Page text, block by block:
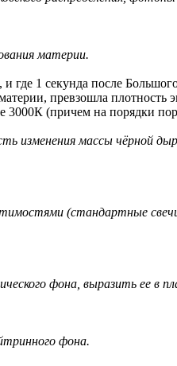
материи.
где 1 секунда после
превзошла
(причем на порядки
изменения массы чёрной
(стандартные
фона, выразить ее в
фона.